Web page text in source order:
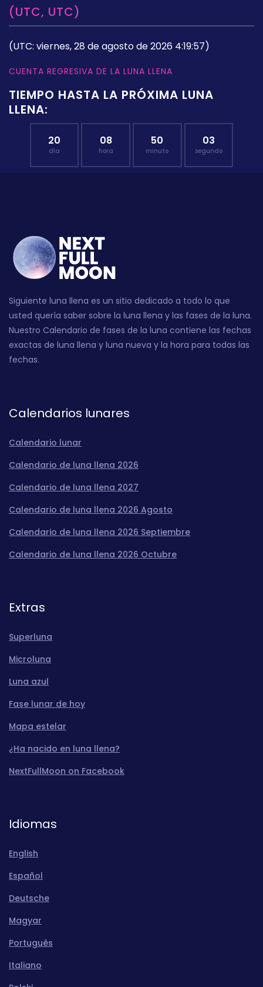
(UTC, UTC)
(UTC: viernes, 28 de agosto de 2026 4:19:57)
CUENTA REGRESIVA DE LA LUNA LLENA
TIEMPO HASTA LA PRÓXIMA LUNA
LLENA:
20
día
08
hora
50
minuto
02
segundo
Siguiente luna llena es un sitio dedicado a todo lo que
usted quería saber sobre la luna llena y las fases de la luna.
Nuestro Calendario de fases de la luna contiene las fechas
exactas de luna llena y luna nueva y la hora para todas las
fechas.
Calendarios lunares
Calendario lunar
Calendario de luna llena 2026
Calendario de luna llena 2027
Calendario de luna llena 2026 Agosto
Calendario de luna llena 2026 Septiembre
Calendario de luna llena 2026 Octubre
Extras
Superluna
Microluna
Luna azul
Fase lunar de hoy
Mapa estelar
¿Ha nacido en luna llena?
NextFullMoon on Facebook
Idiomas
English
Español
Deutsche
Magyar
Português
Italiano